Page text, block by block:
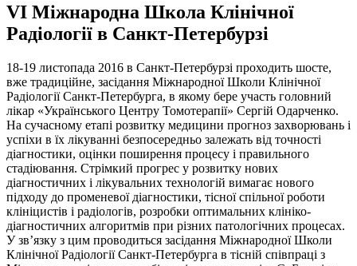
VI Міжнародна Школа Клінічної
Радіології в Санкт-Петербурзі
18-19 листопада 2016 в Санкт-Петербурзі проходить шосте,
вже традиційне, засідання Міжнародної Школи Клінічної
Радіології Санкт-Петербурга, в якому бере участь головний
лікар «Українського Центру Томотерапії» Сергій Одарченко.
На сучасному етапі розвитку медицини прогноз захворювань і
успіхи в їх лікуванні безпосередньо залежать від точності
діагностики, оцінки поширення процесу і правильного
стадіювання. Стрімкий прогрес у розвитку нових
діагностичних і лікувальних технологій вимагає нового
підходу до променевої діагностики, тісної спільної роботи
клініцистів і радіологів, розробки оптимальних клініко-
діагностичних алгоритмів при різних патологічних процесах.
У зв’язку з цим проводиться засідання Міжнародної Школи
Клінічної Радіології Санкт-Петербурга в тісній співпраці з